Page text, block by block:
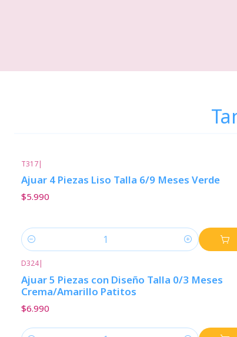
T317|
Ajuar 4 Piezas Liso Talla 6/9 Meses Verde
$5.990
Cantidad
D324|
Ajuar 5 Piezas con Diseño Talla 0/3 Meses
Crema/Amarillo Patitos
$6.990